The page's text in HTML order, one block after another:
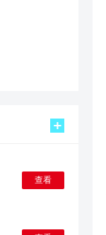
查看